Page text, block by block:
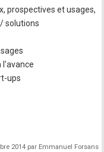
prospectives et usages,
solutions
l'avance
ups
2014 par Emmanuel Forsans